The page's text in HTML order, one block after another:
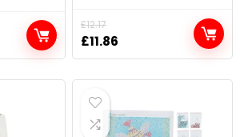
£12.17
Original
price
was:
£12.17.
£11.86
price
is: